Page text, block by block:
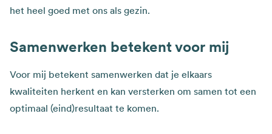
het heel goed met ons als gezin.
Samenwerken betekent voor mij
Voor mij betekent samenwerken dat je elkaars
kwaliteiten herkent en kan versterken om samen tot een
optimaal (eind)resultaat te komen.